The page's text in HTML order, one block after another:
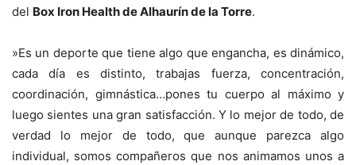
del Box Iron Health de Alhaurín de la Torre.
»Es un deporte que tiene algo que engancha, es dinámico,
cada día es distinto, trabajas fuerza, concentración,
coordinación, gimnástica…pones tu cuerpo al máximo y
luego sientes una gran satisfacción. Y lo mejor de todo, de
verdad lo mejor de todo, que aunque parezca algo
individual, somos compañeros que nos animamos unos a